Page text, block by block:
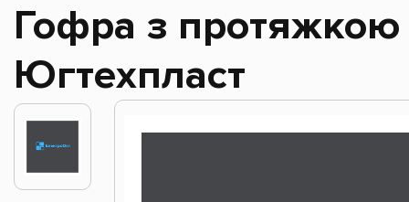
Гофра з протяжкою
Югтехпласт